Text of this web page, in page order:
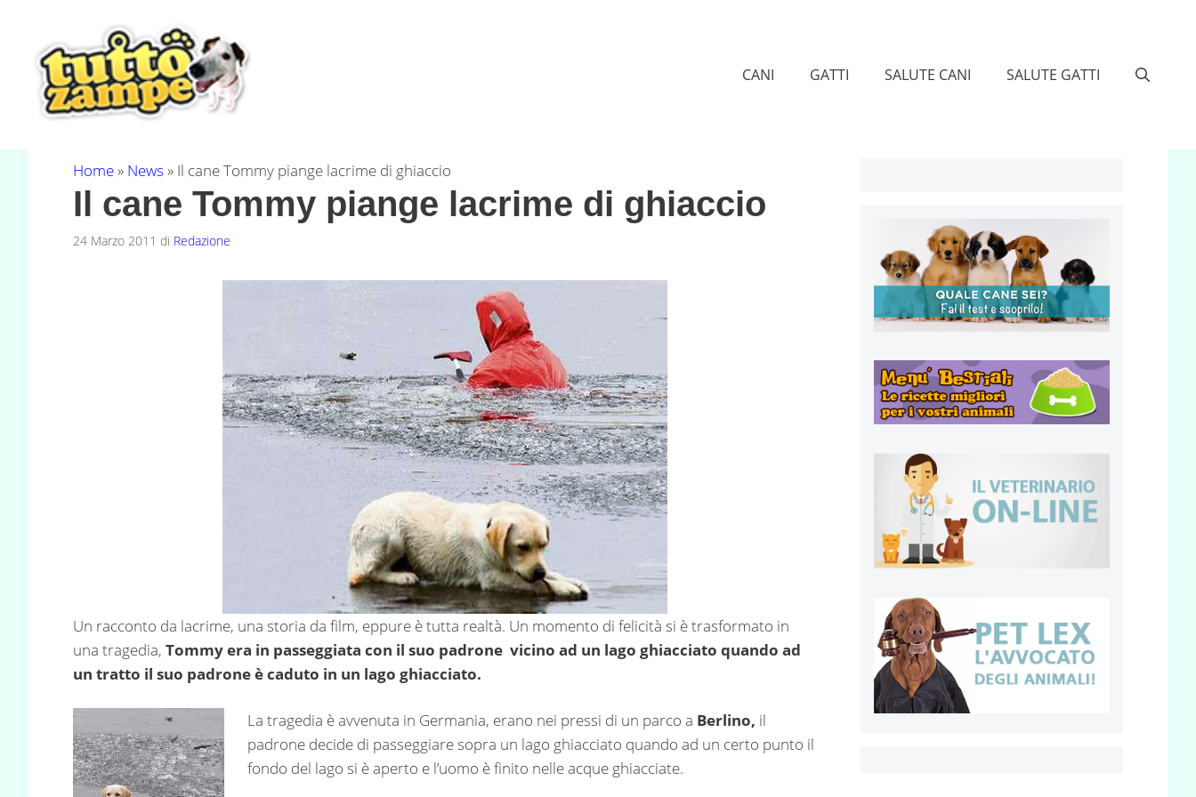
contenuto
CANI GATTI SALUTE CANI SALUTE GATTI
Home» News » Il cane Tommy piange lacrime di ghiaccio
Il cane Tommy piange lacrime di ghiaccio
24 Marzo 2011 di Redazione
Un racconto da lacrime, una storia da film, eppure è tutta realtà. Un momento di felicità si è trasformato in
una tragedia, Tommy era in passeggiata con il suo padrone vicino ad un lago ghiacciato quando ad
un tratto il suo padrone è caduto in un lago ghiacciato.
La tragedia è avvenuta in Germania, erano nei pressi di un parco a Berlino, il
padrone decide di passeggiare sopra un lago ghiacciato quando ad un certo punto il
fondo del lago si è aperto e l’uomo è finito nelle acque ghiacciate.